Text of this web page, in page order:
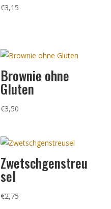
€3,15
Brownie ohne
Gluten
€3,50
Zwetschgenstreu
sel
€2,75